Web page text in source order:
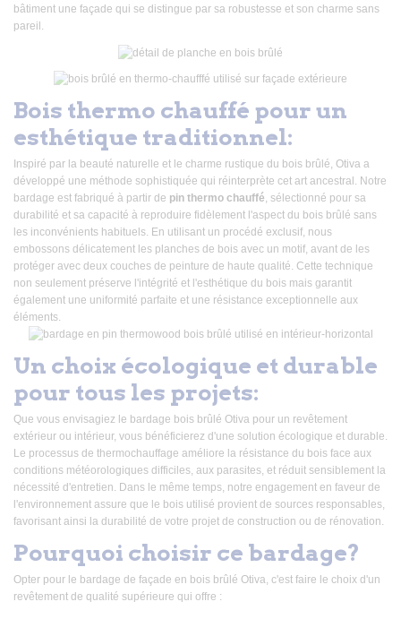
bâtiment une façade qui se distingue par sa robustesse et son charme sans
pareil.
Bois thermo chauffé pour un
esthétique traditionnel:
Inspiré par la beauté naturelle et le charme rustique du bois brûlé, Otiva a
développé une méthode sophistiquée qui réinterprète cet art ancestral. Notre
bardage est fabriqué à partir de pin thermo chauffé, sélectionné pour sa
durabilité et sa capacité à reproduire fidèlement l'aspect du bois brûlé sans
les inconvénients habituels. En utilisant un procédé exclusif, nous
embossons délicatement les planches de bois avec un motif, avant de les
protéger avec deux couches de peinture de haute qualité. Cette technique
non seulement préserve l'intégrité et l'esthétique du bois mais garantit
également une uniformité parfaite et une résistance exceptionnelle aux
éléments.
Un choix écologique et durable
pour tous les projets:
Que vous envisagiez le bardage bois brûlé Otiva pour un revêtement
extérieur ou intérieur, vous bénéficierez d'une solution écologique et durable.
Le processus de thermochauffage améliore la résistance du bois face aux
conditions météorologiques difficiles, aux parasites, et réduit sensiblement la
nécessité d'entretien. Dans le même temps, notre engagement en faveur de
l'environnement assure que le bois utilisé provient de sources responsables,
favorisant ainsi la durabilité de votre projet de construction ou de rénovation.
Pourquoi choisir ce bardage?
Opter pour le bardage de façade en bois brûlé Otiva, c'est faire le choix d'un
revêtement de qualité supérieure qui offre :